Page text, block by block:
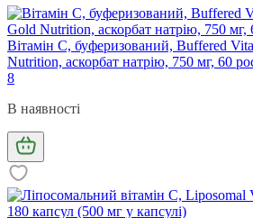
Вітамін С, буферизований, Buffered
Nutrition, аскорбат натрію, 750 мг, 60
8
В наявності